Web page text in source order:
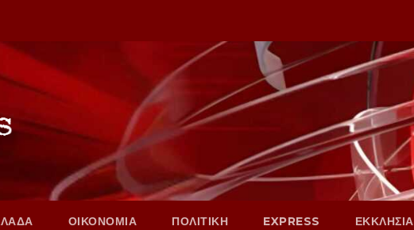
ΟΙΚΟΝΟΜΙΑ ΠΟΛΙΤΙΚΗ EXPRESS ΕΚΚΛΗΣΙΑ